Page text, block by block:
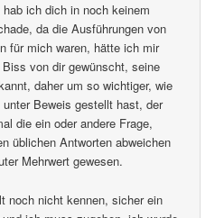
ich dich in noch keinem
da die Ausführungen von
für mich waren, hätte ich mir
von dir gewünscht, seine
daher um so wichtiger, wie
Beweis gestellt hast, der
die ein oder andere Frage,
üblichen Antworten abweichen
Mehrwert gewesen.
noch nicht kennen, sicher ein